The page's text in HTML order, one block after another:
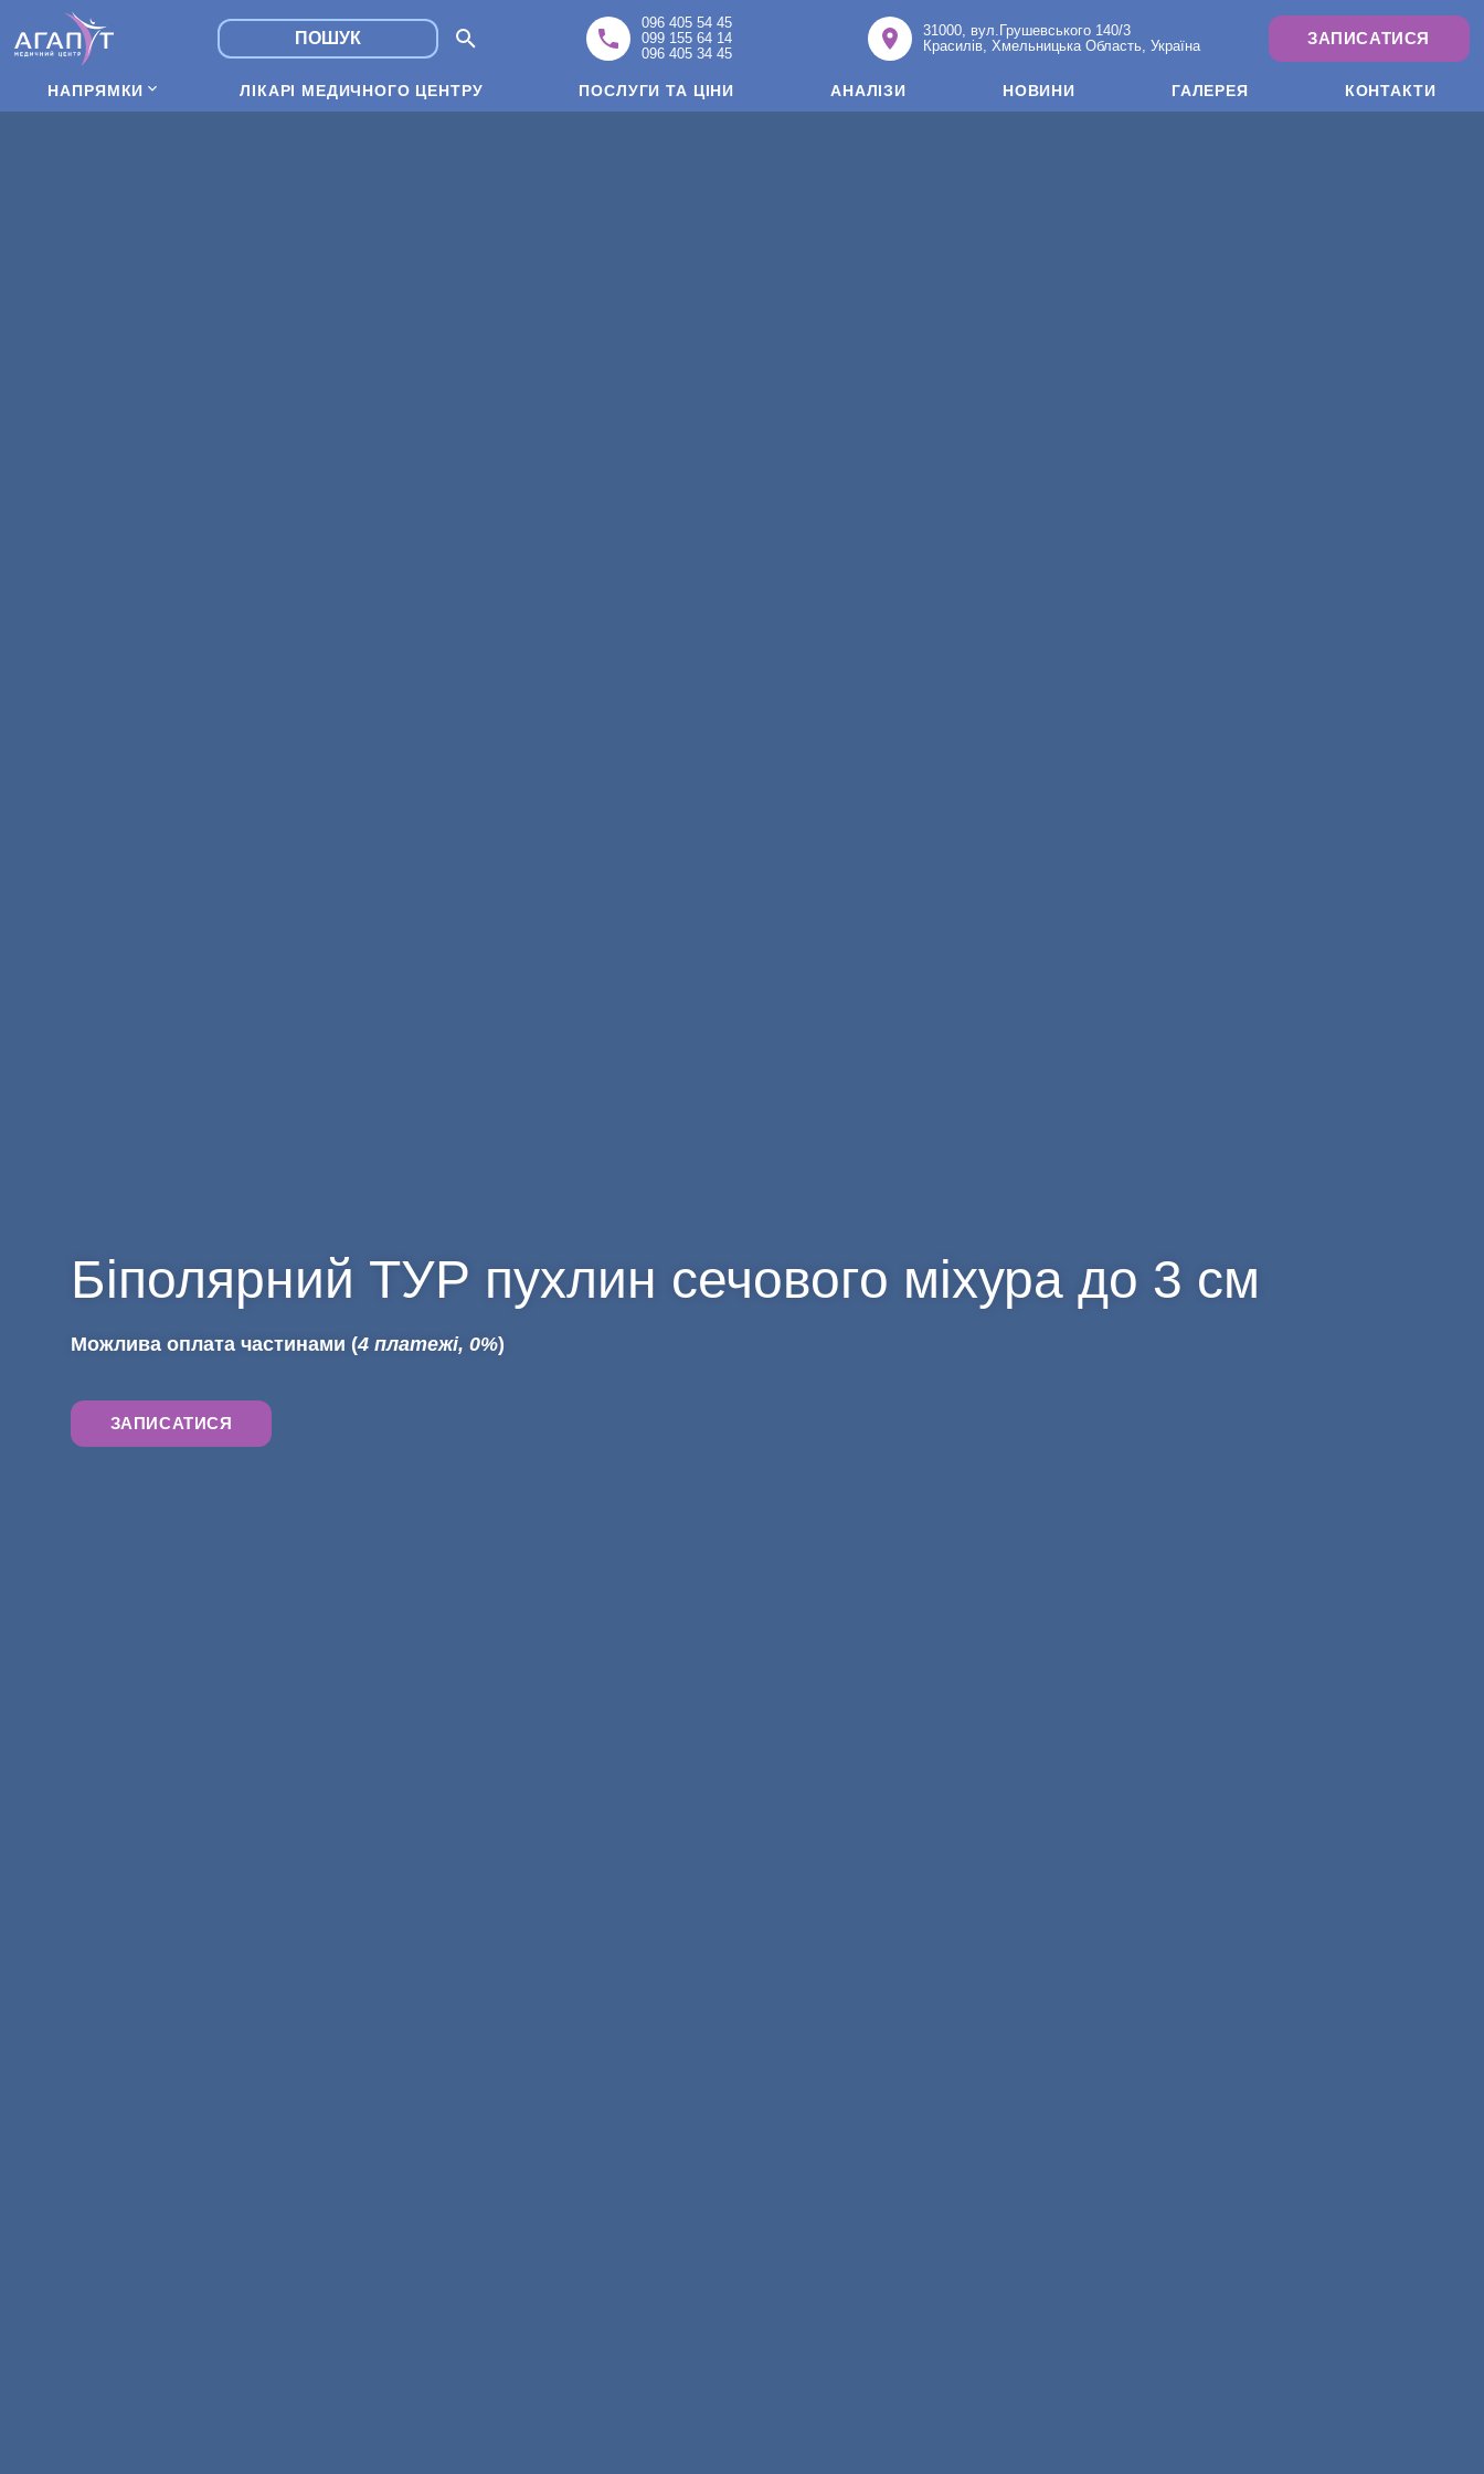
096 405 54 45
099 155 64 14
096 405 34 45
31000, вул.Грушевського 140/3
Красилів, Хмельницька Область, Україна
ЗАПИСАТИСЯ
НАПРЯМКИ ЛІКАРІ МЕДИЧНОГО ЦЕНТРУ ПОСЛУГИ ТА ЦІНИ АНАЛІЗИ НОВИНИ ГАЛЕРЕЯ КОНТАКТИ
Біполярний ТУР пухлин сечового міхура до 3 см
Можлива оплата частинами (4 платежі, 0%)
ЗАПИСАТИСЯ